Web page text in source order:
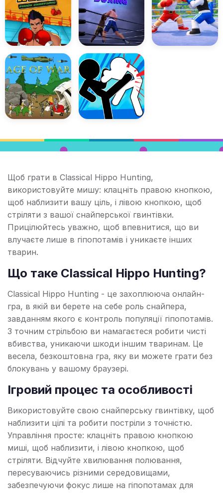
Щоб грати в Classical Hippo Hunting,
використовуйте мишу: клацніть правою кнопкою,
щоб наблизити вашу ціль, і лівою кнопкою, щоб
стріляти з вашої снайперської гвинтівки.
Прицілюйтесь уважно, щоб впевнитися, що ви
влучаєте лише в гіпопотамів і уникаєте інших
тварин.
Що таке Classical Hippo Hunting?
Classical Hippo Hunting - це захоплююча онлайн-
гра, в якій ви берете на себе роль снайпера,
завданням якого є контроль популяції гіпопотамів.
З точним стрільбою ви намагаєтеся робити чисті
вбивства, уникаючи шкоди іншим тваринам. Це
весела, безкоштовна гра, яку ви можете грати без
блокувань у вашому браузері.
Ігровий процес та особливості
Використовуйте свою снайперську гвинтівку, щоб
наблизити цілі та робити постріли з точністю.
Управління просте: клацніть правою кнопкою
миші, щоб наблизити, і лівою кнопкою, щоб
стріляти. Відчуйте хвилювання полювання,
пересуваючись різними середовищами,
забезпечуючи фокус лише на гіпопотамах для